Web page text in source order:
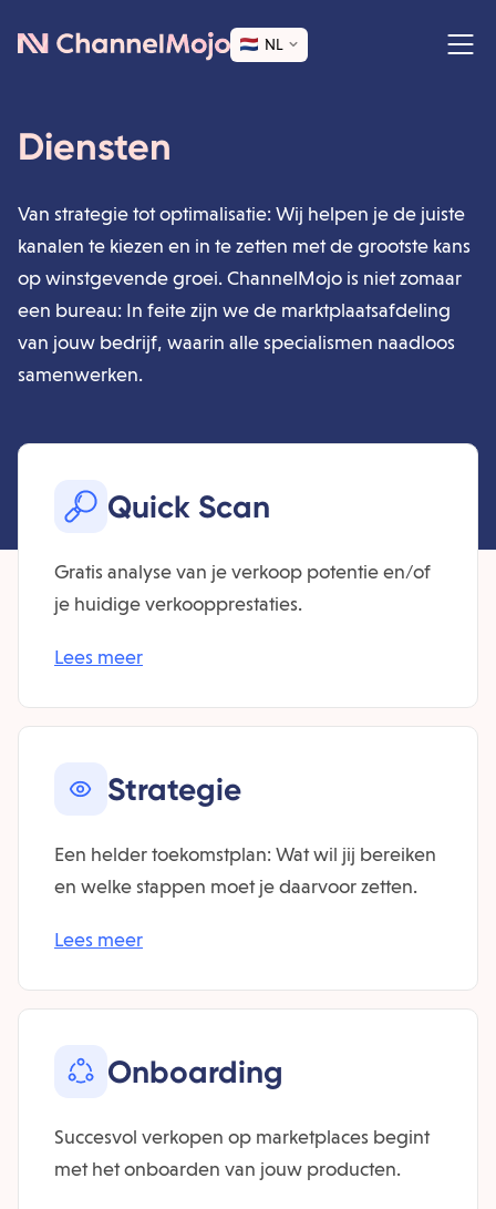
NL
Diensten
Van strategie tot optimalisatie: Wij helpen je de juiste
kanalen te kiezen en in te zetten met de grootste kans
op winstgevende groei. ChannelMojo is niet zomaar
een bureau: In feite zijn we de marktplaatsafdeling
van jouw bedrijf, waarin alle specialismen naadloos
samenwerken.
Quick Scan
Gratis analyse van je verkoop potentie en/of
je huidige verkoopprestaties.
Lees meer
Strategie
Een helder toekomstplan: Wat wil jij bereiken
en welke stappen moet je daarvoor zetten.
Lees meer
Onboarding
Succesvol verkopen op marketplaces begint
met het onboarden van jouw producten.